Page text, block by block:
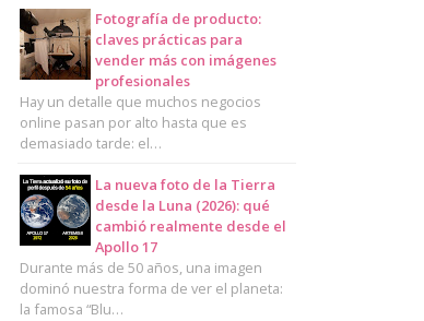
Fotografía de producto:
claves prácticas para
vender más con imágenes
profesionales
Hay un detalle que muchos negocios
online pasan por alto hasta que es
demasiado tarde: el…
La nueva foto de la Tierra
desde la Luna (2026): qué
cambió realmente desde el
Apollo 17
Durante más de 50 años, una imagen
dominó nuestra forma de ver el planeta:
la famosa “Blu…